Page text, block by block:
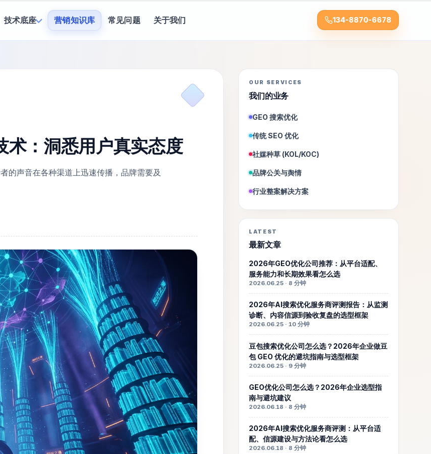
技术底座 营销知识库 常见问题 关于我们 134-8870-6678
术：洞悉用户真实态度
的声音在各种渠道上迅速传播，品牌需要及
OUR SERVICES
我们的业务
GEO 搜索优化
传统 SEO 优化
社媒种草 (KOL/KOC)
品牌公关与舆情
行业整案解决方案
LATEST
最新文章
2026年GEO优化公司推荐：从平台适配、
服务能力和长期效果看怎么选
2026.06.25 · 8 分钟
2026年AI搜索优化服务商评测报告：从监测
诊断、内容信源到验收复盘的选型框架
2026.06.25 · 10 分钟
豆包搜索优化公司怎么选？2026年企业做豆
包 GEO 优化的避坑指南与选型框架
2026.06.25 · 9 分钟
GEO优化公司怎么选？2026年企业选型指
南与避坑建议
2026.06.18 · 8 分钟
2026年AI搜索优化服务商评测：从平台适
配、信源建设与方法论看怎么选
2026.06.18 · 8 分钟